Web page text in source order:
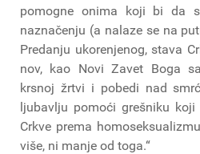
pomogne onima koji bi da
naznačenju (a nalaze se na
Predanju ukorenjenog, stava
nov, kao Novi Zavet Boga
krsnoj žrtvi i pobedi nad
ljubavlju pomoći grešniku
Crkve prema
više, ni manje od toga.“